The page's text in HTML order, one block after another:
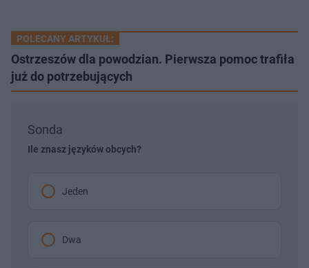
POLECANY ARTYKUŁ:
Ostrzeszów dla powodzian. Pierwsza pomoc trafiła
już do potrzebujących
Sonda
Ile znasz języków obcych?
Jeden
Dwa